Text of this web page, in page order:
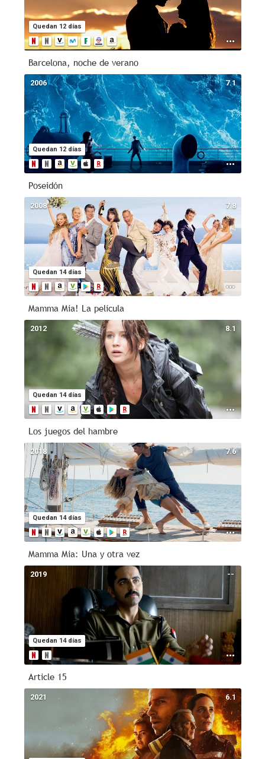
Quedan 12 días
Barcelona, noche de verano
7.1
Quedan 12 días
2006
Poseidón
7.8
Quedan 14 días
2008
Mamma Mia! La película
8.1
Quedan 14 días
2012
Los juegos del hambre
7.6
Quedan 14 días
2018
Mamma Mia: Una y otra vez
--
Quedan 14 días
2019
Article 15
6.1
2021